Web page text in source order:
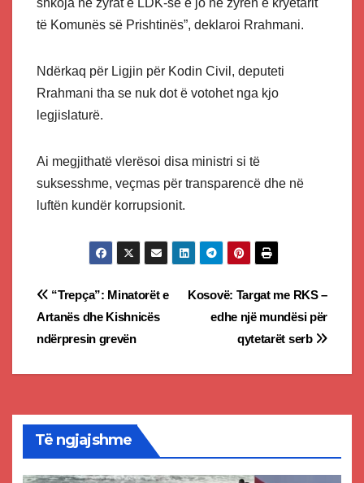
të Komunës së Prishtinës”, deklaroi Rrahmani.
Ndërkaq për Ligjin për Kodin Civil, deputeti
Rrahmani tha se nuk dot ë votohet nga kjo
legjislaturë.
Ai megjithatë vlerësoi disa ministri si të
suksesshme, veçmas për transparencë dhe në
luftën kundër korrupsionit.
Post
navigation
Kosovë: Targat me RKS –
edhe një mundësi për
qytetarët serb
“Trepça”: Minatorët e
Artanës dhe Kishnicës
ndërpresin grevën
Të ngjajshme